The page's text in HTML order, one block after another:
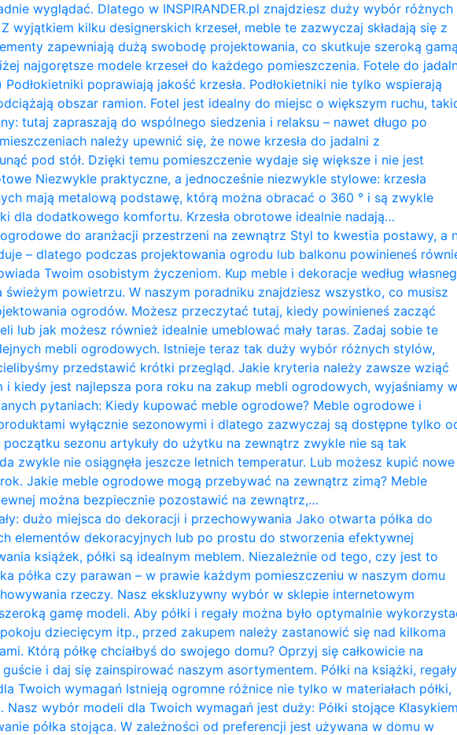
wyglądać. Dlatego w INSPIRANDER.pl znajdziesz duży wybór różnych
wyjątkiem kilku designerskich krzeseł, meble te zazwyczaj składają się z
zapewniają dużą swobodę projektowania, co skutkuje szeroką gamą
najgorętsze modele krzeseł do każdego pomieszczenia. Fotele do
Podłokietniki poprawiają jakość krzesła. Podłokietniki nie tylko wspierają
obszar ramion. ​Fotel jest idealny do miejsc o większym ruchu,
tutaj zapraszają do wspólnego siedzenia i relaksu – nawet długo po
należy upewnić się, że nowe krzesła do jadalni z
pod stół. Dzięki temu pomieszczenie wydaje się większe i nie jest
Niezwykle praktyczne, a jednocześnie niezwykle stylowe: krzesła
mają metalową podstawę, którą można obracać o 360 ° i są zwykle
dla dodatkowego komfortu. Krzesła obrotowe idealnie nadają…
do aranżacji przestrzeni na zewnątrz Styl to kwestia postawy, a
– dlatego podczas projektowania ogrodu lub balkonu powinieneś
Twoim osobistym życzeniom. Kup meble i dekoracje według
świeżym powietrzu. W naszym poradniku znajdziesz wszystko, co musisz
ogrodów. Możesz przeczytać tutaj, kiedy powinieneś zacząć
lub jak możesz również idealnie umeblować mały taras. Zadaj sobie te
mebli ogrodowych. Istnieje teraz tak duży wybór różnych stylów,
przedstawić krótki przegląd. Jakie kryteria należy zawsze wziąć
i kiedy jest najlepsza pora roku na zakup mebli ogrodowych, wyjaśniamy
pytaniach: Kiedy kupować meble ogrodowe? Meble ogrodowe i
wyłącznie sezonowymi i dlatego zazwyczaj są dostępne tylko
sezonu artykuły do ​​użytku na zewnątrz zwykle nie są tak
zwykle nie osiągnęła jeszcze letnich temperatur. Lub możesz kupić nowe
Jakie meble ogrodowe mogą przebywać na zewnątrz zimą? Meble
można bezpiecznie pozostawić na zewnątrz,…
dużo miejsca do dekoracji i przechowywania Jako otwarta półka do
elementów dekoracyjnych lub po prostu do stworzenia efektywnej
książek, półki są idealnym meblem. Niezależnie od tego, czy jest to
półka czy parawan – w prawie każdym pomieszczeniu w naszym domu
rzeczy. Nasz ekskluzywny wybór w sklepie internetowym
gamę modeli. Aby półki i regały można było optymalnie
dziecięcym itp., przed zakupem należy zastanowić się nad kilkoma
Którą półkę chciałbyś do swojego domu? Oprzyj się całkowicie na
i daj się zainspirować naszym asortymentem. Półki na książki,
Twoich wymagań Istnieją ogromne różnice nie tylko w materiałach półki,
wybór modeli dla Twoich wymagań jest duży: Półki stojące Klasykiem
półka stojąca. W zależności od preferencji jest używana w domu w